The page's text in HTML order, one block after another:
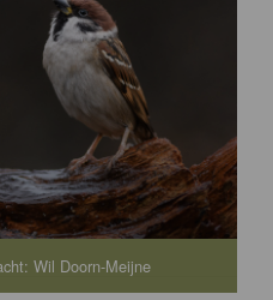
Wil Doorn-Meijne